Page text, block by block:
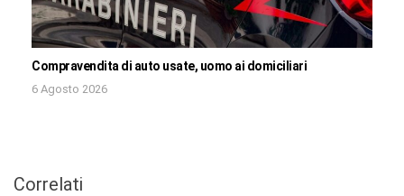
Compravendita di auto usate, uomo ai domiciliari
6 Agosto 2026
Correlati